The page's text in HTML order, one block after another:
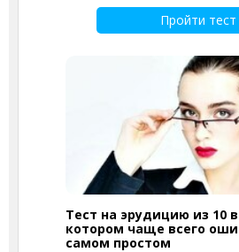
Пройти тест
Тест на эрудицию из 10
котором чаще всего
самом простом